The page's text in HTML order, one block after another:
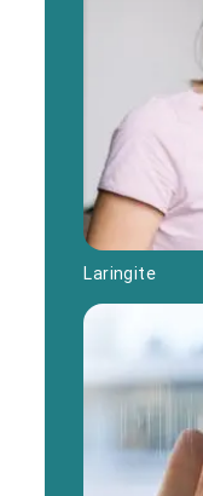
Laringite